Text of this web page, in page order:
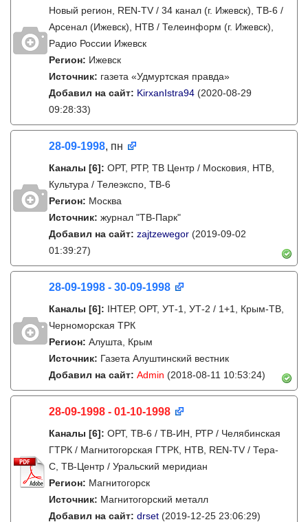
Новый регион, REN-TV / 34 канал (г. Ижевск), ТВ-6 /
Арсенал (Ижевск), НТВ / Телеинформ (г. Ижевск),
Радио России Ижевск
Регион: Ижевск
Источник: газета «Удмуртская правда»
Добавил на сайт: KirxanIstra94 (2020-08-29
09:28:33)
28-09-1998, пн
Каналы [6]: ОРТ, РТР, ТВ Центр / Московия, НТВ,
Культура / Телеэкспо, ТВ-6
Регион: Москва
Источник: журнал "ТВ-Парк"
Добавил на сайт: zajtzewegor (2019-09-02
01:39:27)
28-09-1998 - 30-09-1998
Каналы [6]: IНТЕР, ОРТ, УТ-1, УТ-2 / 1+1, Крым-ТВ,
Черноморская ТРК
Регион: Алушта, Крым
Источник: Газета Алуштинский вестник
Добавил на сайт: Admin (2018-08-11 10:53:24)
28-09-1998 - 01-10-1998
Каналы [6]: ОРТ, ТВ-6 / ТВ-ИН, РТР / Челябинская
ГТРК / Магнитогорская ГТРК, НТВ, REN-TV / Тера-
С, ТВ-Центр / Уральский меридиан
Регион: Магнитогорск
Источник: Магнитогорский металл
Добавил на сайт: drset (2019-12-25 23:06:29)